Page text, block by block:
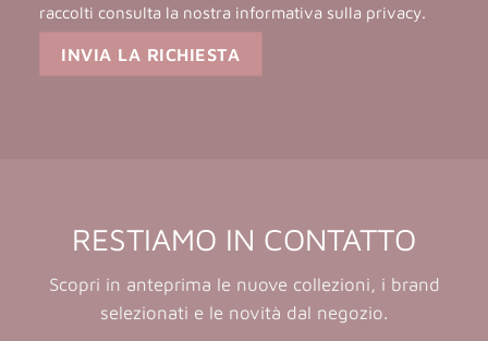
raccolti consulta la nostra informativa sulla privacy.
RESTIAMO IN CONTATTO
Scopri in anteprima le nuove collezioni, i brand
selezionati e le novità dal negozio.